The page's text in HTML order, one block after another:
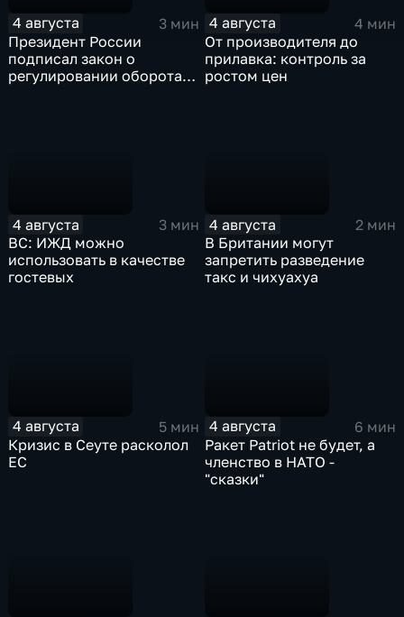
4 августа
3 мин
Президент России
подписал закон о
регулировании оборота
4 августа
4 мин
От производителя до
прилавка: контроль за
ростом цен
4 августа
3 мин
ВС: ИЖД можно
использовать в качестве
гостевых
4 августа
2 мин
В Британии могут
запретить разведение
такс и чихуахуа
4 августа
5 мин
Кризис в Сеуте расколол
ЕС
4 августа
6 мин
Ракет Patriot не будет, а
членство в НАТО -
"сказки"